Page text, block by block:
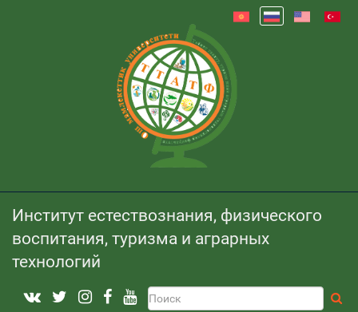
Институт естествознания, физического
воспитания, туризма и аграрных
технологий